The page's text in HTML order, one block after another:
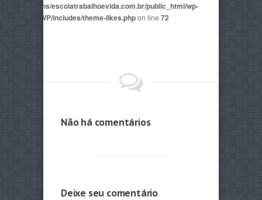
domains/escolatrabalhoevida.com.br/public_html/wp-
AegaeusWP/includes/theme-likes.phpon line 72
Não há comentários
Deixe seu comentário